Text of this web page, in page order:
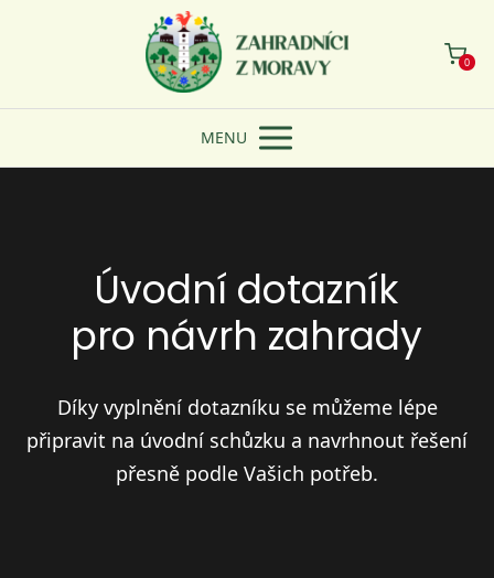
0
MENU
Úvodní dotazník
pro návrh zahrady
Díky vyplnění dotazníku se můžeme lépe
připravit na úvodní schůzku a navrhnout řešení
přesně podle Vašich potřeb.